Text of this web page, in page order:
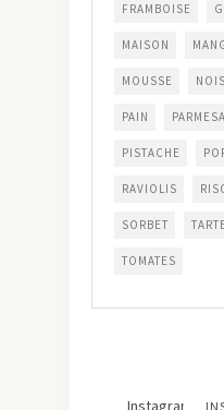
FRAMBOISE
MAISON
MOUSSE
PAIN
PISTACHE
RAVIOLIS
SORBET
TOMATES
Instagram